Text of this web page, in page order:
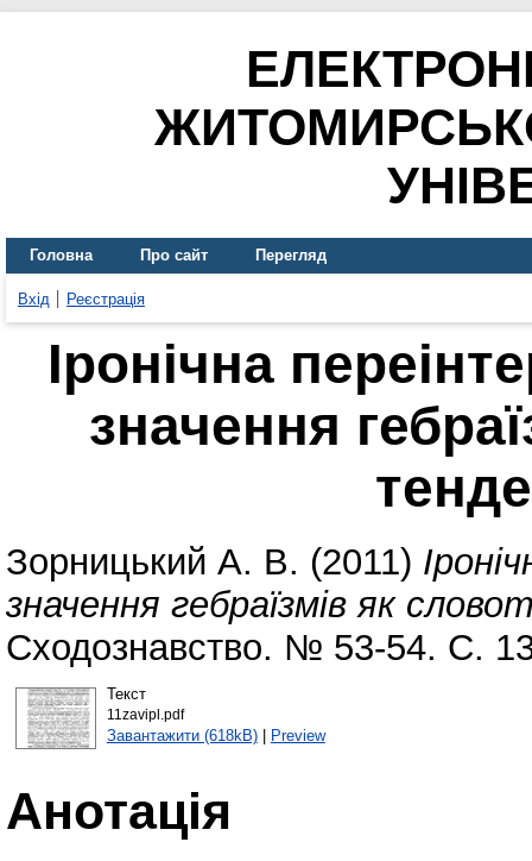
Головна Про сайт Перегляд
Вхід Реєстрація
Іронічна
значення
Зорницький А. В. (2011)
значення гебраїзмів як
Сходознавство. № 53-54. С.
Текст
11zavipl.pdf
Завантажити (618kB)| Preview
Анотація